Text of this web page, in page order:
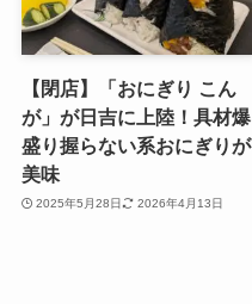
【閉店】「おにぎり こん
が」が日吉に上陸！具材爆
盛り握らない系おにぎりが
美味
2025年5月28日 2026年4月13日